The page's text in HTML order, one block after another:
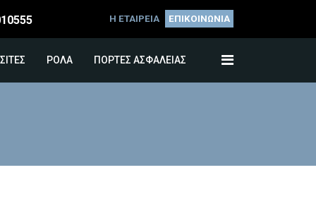
Η ΕΤΑΙΡΕΙΑ ΕΠΙΚΟΙΝΩΝΙΑ
ΣΙΤΕΣ ΡΟΛΑ ΠΟΡΤΕΣ ΑΣΦΑΛΕΙΑΣ